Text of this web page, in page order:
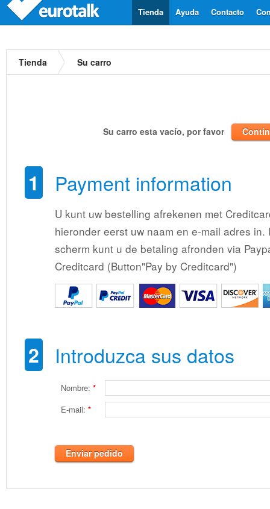
Contacto
Ayuda
Tienda
Tienda Su carro
Su carro esta vacío, por favor
1 Payment information
U kunt uw bestelling afrekenen met
hieronder eerst uw naam en e-mail adres
scherm kunt u de betaling afronden via
Creditcard (Button"Pay by Creditcard")
2 Introduzca sus datos
Nombre: *
E-mail: *
Enviar pedido